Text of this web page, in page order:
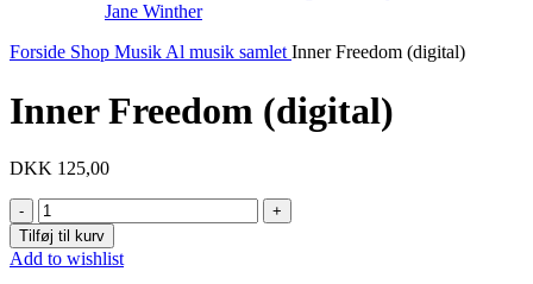
Forside Shop Musik Al musik samlet Inner Freedom (digital)
Inner Freedom (digital)
DKK 125,00
Inner
Freedom
(digital)
antal
Tilføj til kurv
Add to wishlist